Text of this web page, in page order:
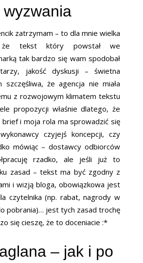
zatrzymam – to dla mnie wielka
że tekst który powstał we
tak bardzo się wam spodobał
jakość dyskusji – świetna
szczęśliwa, że agencja nie miała
z rozwojowym klimatem tekstu
propozycji właśnie dlatego, że
i moja rola ma sprowadzić się
czyjejś koncepcji, czy
mówiąc – dostawcy odbiorców
rzadko, ale jeśli już to
zasad – tekst ma być zgodny z
i wizją bloga, obowiązkowa jest
czytelnika (np. rabat, nagrody w
pobrania)… jest tych zasad trochę
się cieszę, że to doceniacie :*
– jak i po